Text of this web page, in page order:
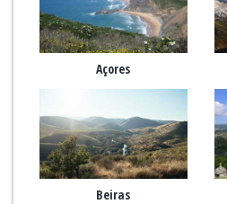
Açores
Beiras